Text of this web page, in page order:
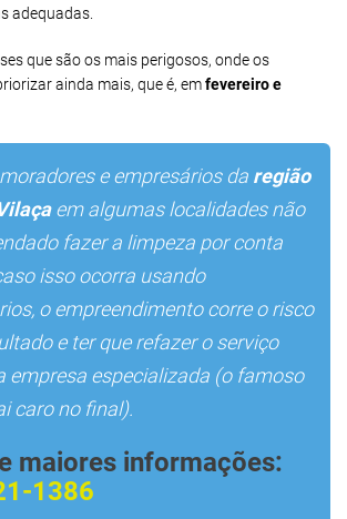
adequadas.
que são os mais perigosos, onde os
ainda mais, que é, emfevereiro e
e empresários da região
em algumas localidades não
fazer a limpeza por conta
isso ocorra usando
o empreendimento corre o risco
e ter que refazer o serviço
empresa especializada (o famoso
caro no final).
maiores informações:
1386